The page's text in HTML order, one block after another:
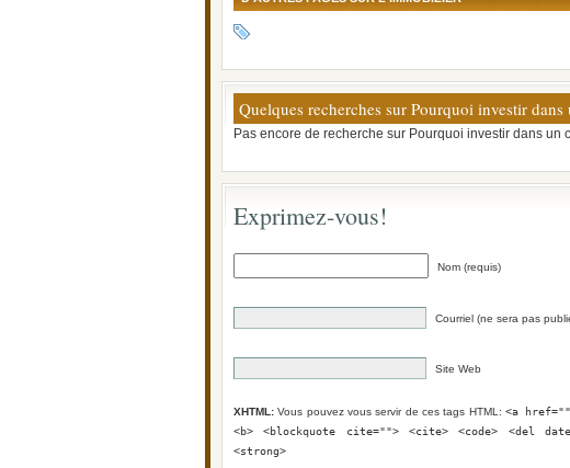
Quelques recherches sur Pourquoi investir
Pas encore de recherche sur Pourquoi investir dans un
Exprimez-vous!
Nom (requis)
Courriel (ne sera pas
Site Web
XHTML: Vous pouvez vous servir de ces tags HTML: <a
<b> <blockquote cite=""> <cite> <code> <del
<strong>